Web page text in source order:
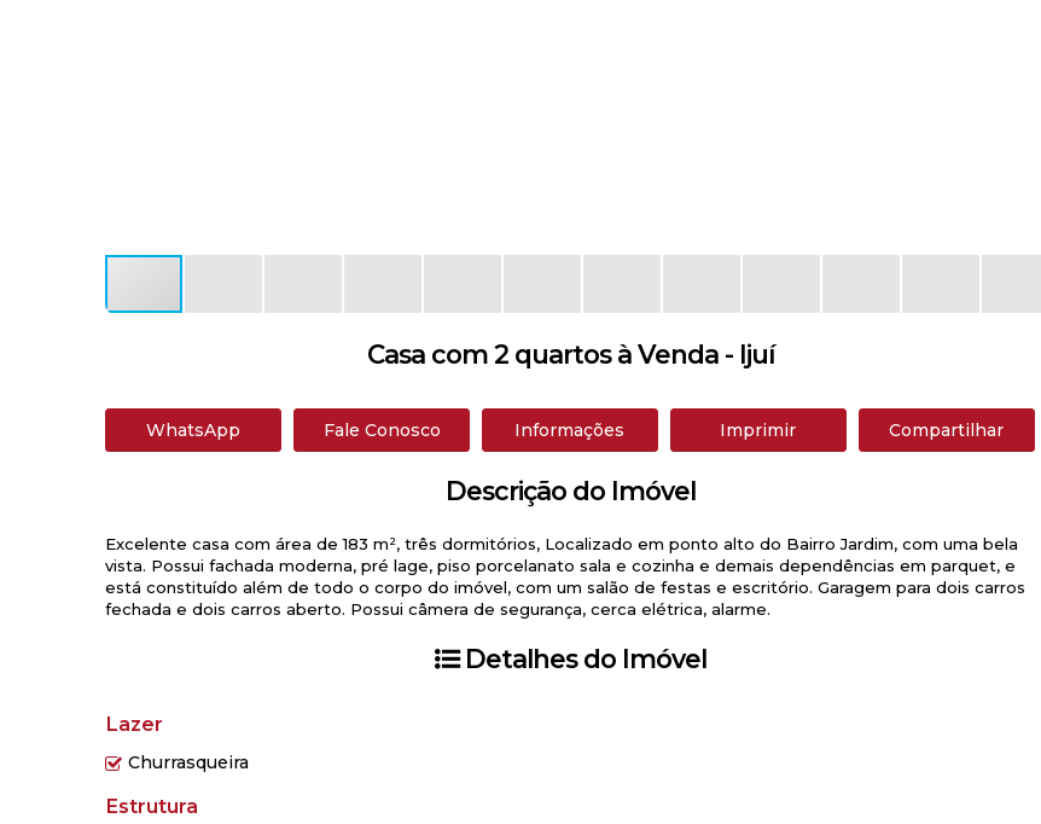
Casa com 2 quartos à Venda - Ijuí
WhatsApp Fale Conosco Informações Imprimir Compartilhar
Descrição do Imóvel
Excelente casa com área de 183 m², três dormitórios, Localizado em ponto alto do Bairro Jardim, com uma bela
vista. Possui fachada moderna, pré lage, piso porcelanato sala e cozinha e demais dependências em parquet, e
está constituído além de todo o corpo do imóvel, com um salão de festas e escritório. Garagem para dois carros
fechada e dois carros aberto. Possui câmera de segurança, cerca elétrica, alarme.
Detalhes do Imóvel
Lazer
Churrasqueira
Estrutura